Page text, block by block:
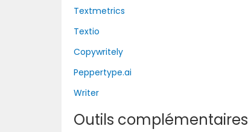
Textmetrics
Textio
Copywritely
Peppertype.ai
Writer
Outils complémentaires